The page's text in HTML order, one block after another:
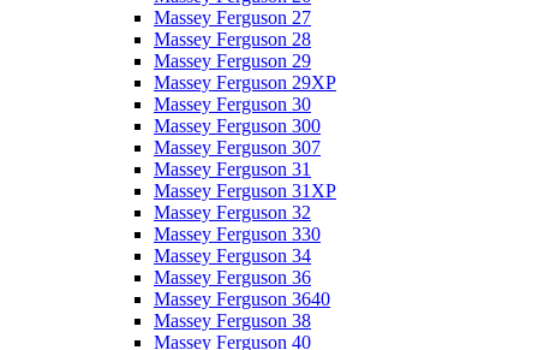
Massey Ferguson 27
Massey Ferguson 28
Massey Ferguson 29
Massey Ferguson 29XP
Massey Ferguson 30
Massey Ferguson 300
Massey Ferguson 307
Massey Ferguson 31
Massey Ferguson 31XP
Massey Ferguson 32
Massey Ferguson 330
Massey Ferguson 34
Massey Ferguson 36
Massey Ferguson 3640
Massey Ferguson 38
Massey Ferguson 40